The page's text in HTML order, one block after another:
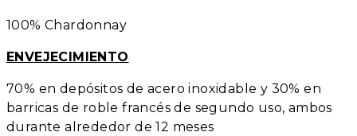
100% Chardonnay
ENVEJECIMIENTO
70% en depósitos de acero inoxidable y 30% en
barricas de roble francés de segundo uso, ambos
durante alrededor de 12 meses